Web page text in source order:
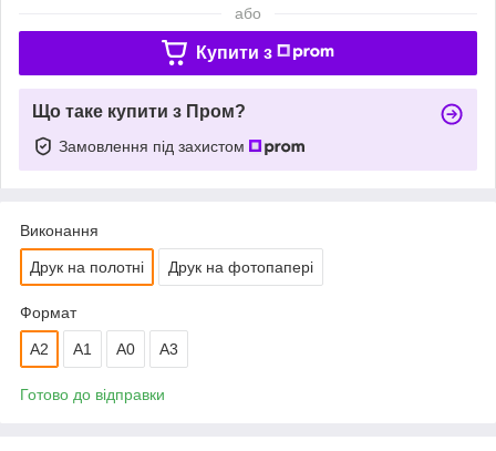
або
Купити з
Що таке купити з Пром?
Замовлення під захистом
Виконання
Друк на полотні Друк на фотопапері
Формат
A2 А1 A0 A3
Готово до відправки